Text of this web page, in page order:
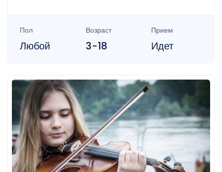
Пол
Любой
Возраст
3-18
Прием
Идет